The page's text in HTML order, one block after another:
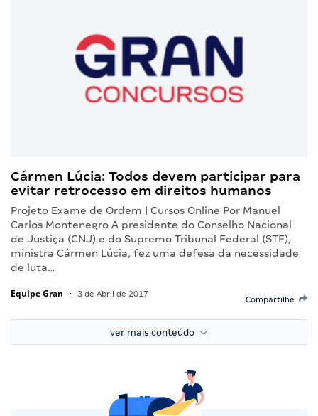
Cármen Lúcia: Todos devem participar para
evitar retrocesso em direitos humanos
Projeto Exame de Ordem | Cursos Online Por Manuel
Carlos Montenegro A presidente do Conselho Nacional
de Justiça (CNJ) e do Supremo Tribunal Federal (STF),
ministra Cármen Lúcia, fez uma defesa da necessidade
de luta…
Equipe Gran • 3 de Abril de 2017
Compartilhe
ver mais conteúdo